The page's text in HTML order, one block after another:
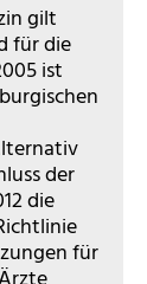
gilt
für die
ist
der
die
für